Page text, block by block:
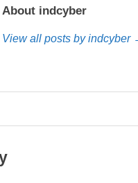
About indcyber
View all posts by indcyber